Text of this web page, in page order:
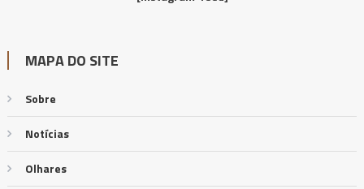
MAPA DO SITE
Sobre
Notícias
Olhares